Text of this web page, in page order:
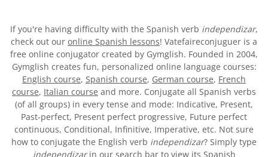
If you're having difficulty with the Spanish verb independizar,
check out our online Spanish lessons! Vatefaireconjuguer is a
free online conjugator created by Gymglish. Founded in 2004,
Gymglish creates fun, personalized online language courses:
English course, Spanish course, German course, French
course, Italian course and more. Conjugate all Spanish verbs
(of all groups) in every tense and mode: Indicative, Present,
Past-perfect, Present perfect progressive, Future perfect
continuous, Conditional, Infinitive, Imperative, etc. Not sure
how to conjugate the English verb independizar? Simply type
independizarin our search bar to view its Spanish